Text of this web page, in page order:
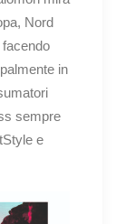
Nord
in
sempre
e